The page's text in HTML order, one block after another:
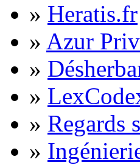
» Heratis.fr
» Azur
»
»
» Regards
»